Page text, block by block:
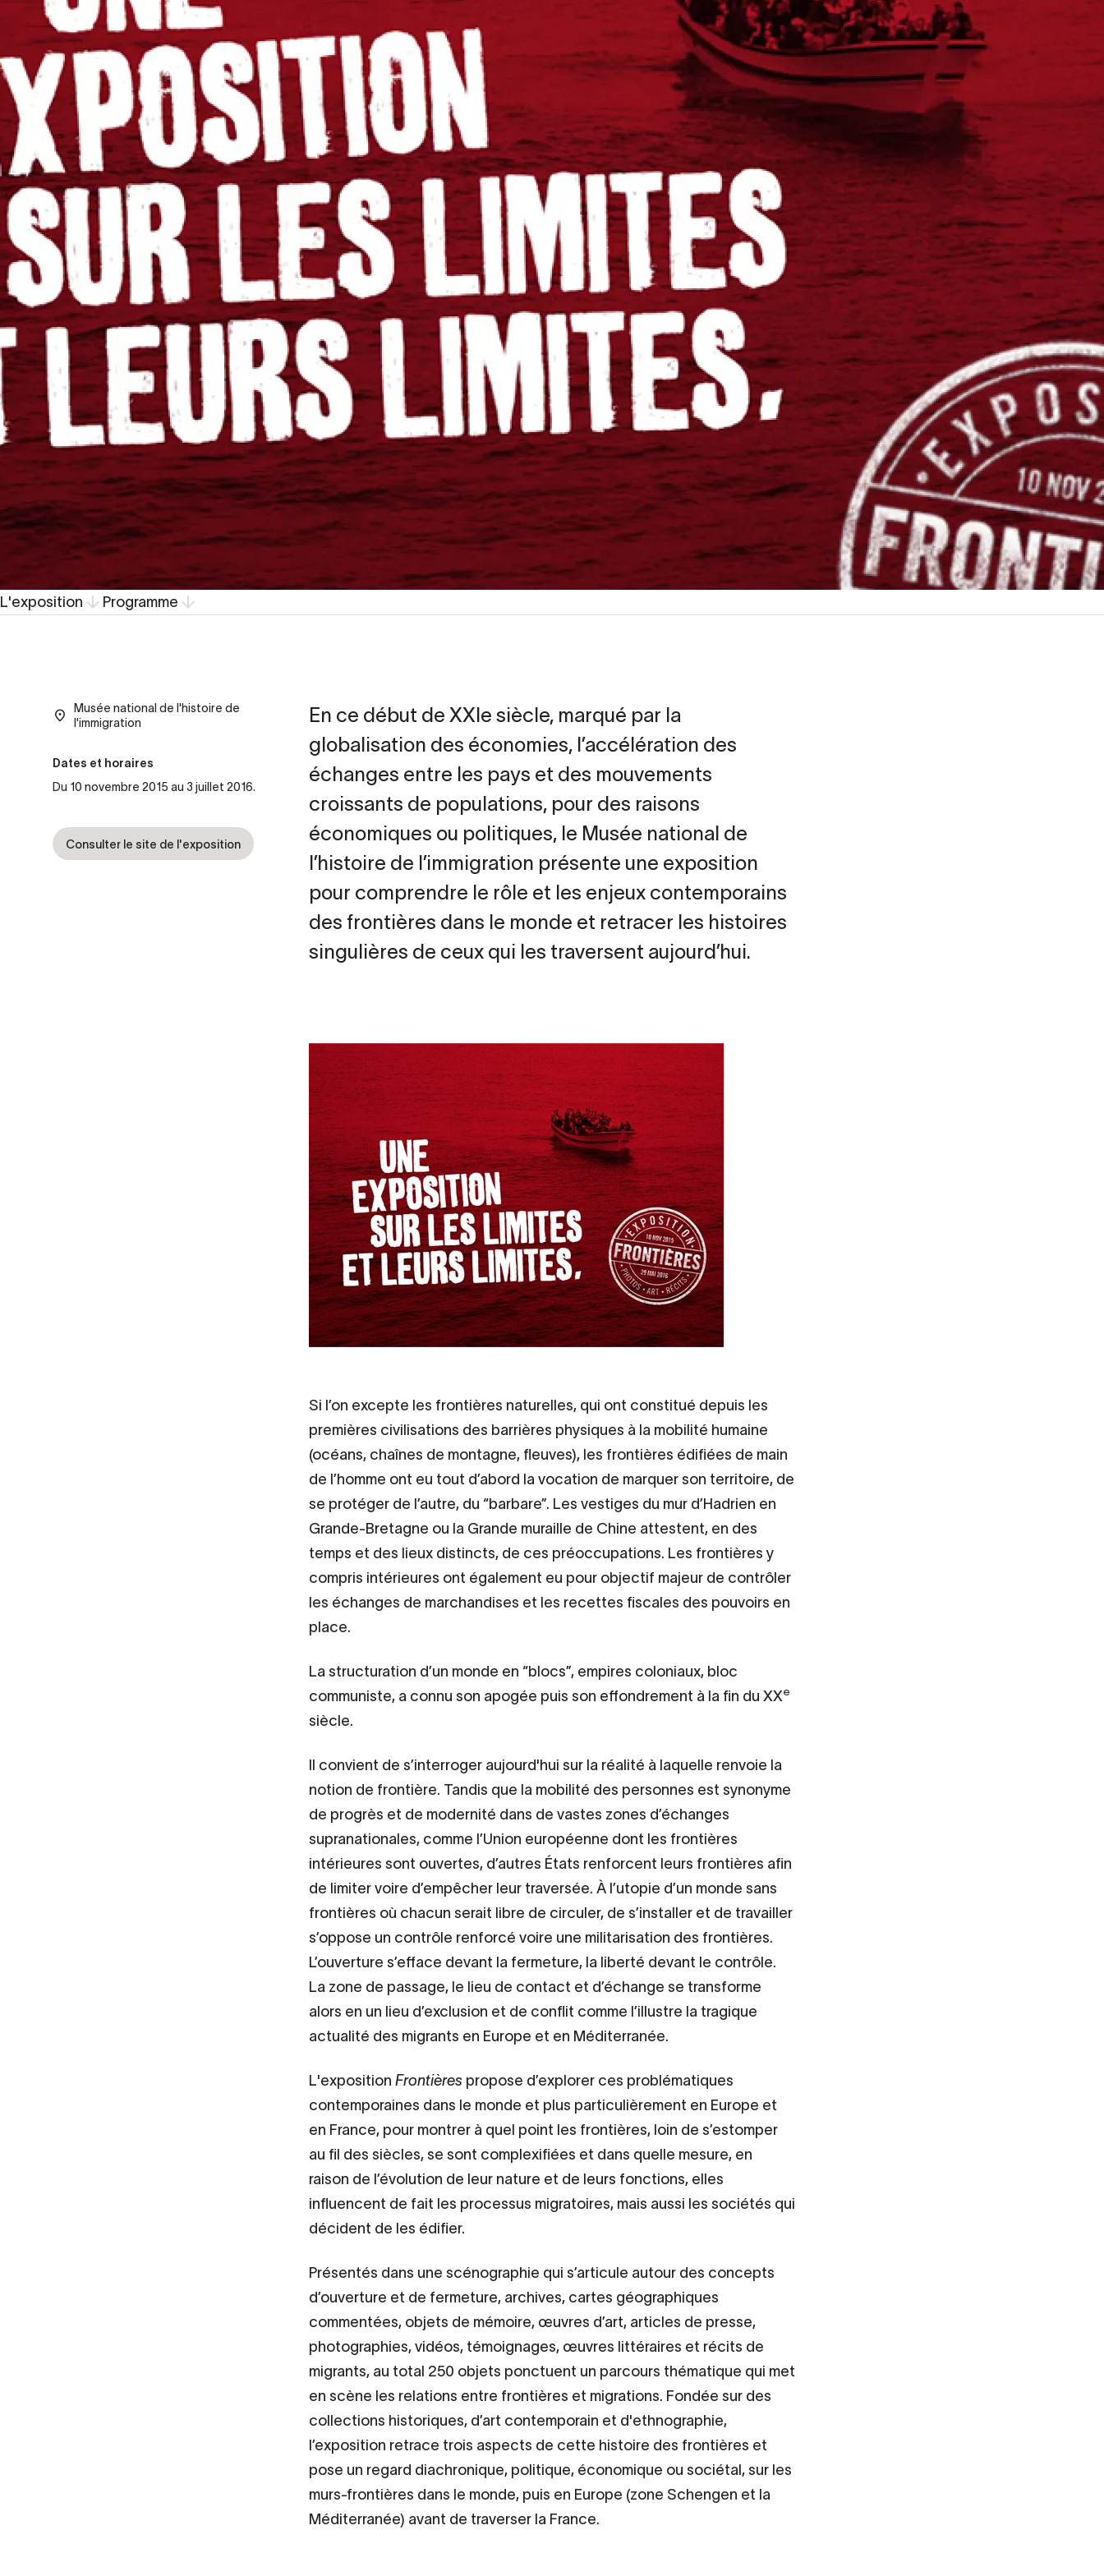
L'exposition Programme
Musée national de l'histoire de
l'immigration
Dates et horaires
Du 10 novembre 2015 au 3 juillet 2016.
Consulter le site de l'exposition
En ce début de XXIe siècle, marqué par la
globalisation des économies, l’accélération des
échanges entre les pays et des mouvements
croissants de populations, pour des raisons
économiques ou politiques, le Musée national de
l’histoire de l’immigration présente une exposition
pour comprendre le rôle et les enjeux contemporains
des frontières dans le monde et retracer les histoires
singulières de ceux qui les traversent aujourd’hui.
Si l’on excepte les frontières naturelles, qui ont constitué depuis les
premières civilisations des barrières physiques à la mobilité humaine
(océans, chaînes de montagne, fleuves), les frontières édifiées de main
de l’homme ont eu tout d’abord la vocation de marquer son territoire, de
se protéger de l’autre, du “barbare”. Les vestiges du mur d’Hadrien en
Grande-Bretagne ou la Grande muraille de Chine attestent, en des
temps et des lieux distincts, de ces préoccupations. Les frontières y
compris intérieures ont également eu pour objectif majeur de contrôler
les échanges de marchandises et les recettes fiscales des pouvoirs en
place.
La structuration d’un monde en “blocs”, empires coloniaux, bloc
communiste, a connu son apogée puis son effondrement à la fin du XXe
siècle.
Il convient de s’interroger aujourd'hui sur la réalité à laquelle renvoie la
notion de frontière. Tandis que la mobilité des personnes est synonyme
de progrès et de modernité dans de vastes zones d’échanges
supranationales, comme l’Union européenne dont les frontières
intérieures sont ouvertes, d’autres États renforcent leurs frontières afin
de limiter voire d’empêcher leur traversée. À l’utopie d’un monde sans
frontières où chacun serait libre de circuler, de s’installer et de travailler
s’oppose un contrôle renforcé voire une militarisation des frontières.
L’ouverture s’efface devant la fermeture, la liberté devant le contrôle.
La zone de passage, le lieu de contact et d’échange se transforme
alors en un lieu d’exclusion et de conflit comme l’illustre la tragique
actualité des migrants en Europe et en Méditerranée.
L'exposition Frontières propose d’explorer ces problématiques
contemporaines dans le monde et plus particulièrement en Europe et
en France, pour montrer à quel point les frontières, loin de s’estomper
au fil des siècles, se sont complexifiées et dans quelle mesure, en
raison de l’évolution de leur nature et de leurs fonctions, elles
influencent de fait les processus migratoires, mais aussi les sociétés qui
décident de les édifier.
Présentés dans une scénographie qui s’articule autour des concepts
d’ouverture et de fermeture, archives, cartes géographiques
commentées, objets de mémoire, œuvres d’art, articles de presse,
photographies, vidéos, témoignages, œuvres littéraires et récits de
migrants, au total 250 objets ponctuent un parcours thématique qui met
en scène les relations entre frontières et migrations. Fondée sur des
collections historiques, d’art contemporain et d'ethnographie,
l’exposition retrace trois aspects de cette histoire des frontières et
pose un regard diachronique, politique, économique ou sociétal, sur les
murs-frontières dans le monde, puis en Europe (zone Schengen et la
Méditerranée) avant de traverser la France.